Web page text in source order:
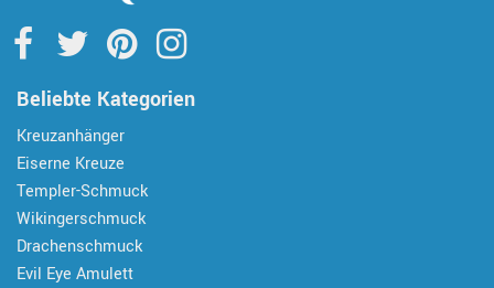
Beliebte Kategorien
Kreuzanhänger
Eiserne Kreuze
Templer-Schmuck
Wikingerschmuck
Drachenschmuck
Evil Eye Amulett